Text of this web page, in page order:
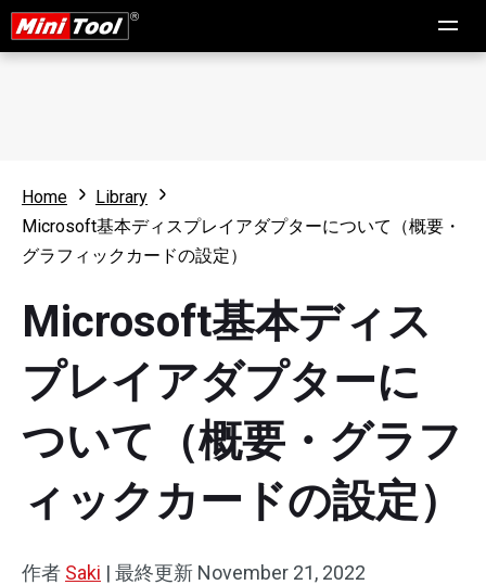
Home
Library
Microsoft基本ディスプレイアダプターについて（概要・
グラフィックカードの設定）
Microsoft基本ディス
プレイアダプターに
ついて（概要・グラフ
ィックカードの設定）
作者 Saki | 最終更新 November 21, 2022